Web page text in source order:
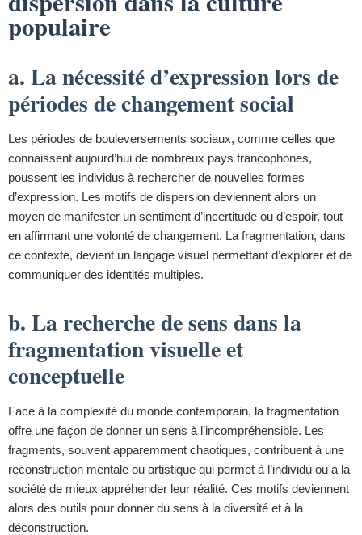
populaire
a. La nécessité d’expression lors de
périodes de changement social
Les périodes de bouleversements sociaux, comme celles que
connaissent aujourd’hui de nombreux pays francophones,
poussent les individus à rechercher de nouvelles formes
d’expression. Les motifs de dispersion deviennent alors un
moyen de manifester un sentiment d’incertitude ou d’espoir, tout
en affirmant une volonté de changement. La fragmentation, dans
ce contexte, devient un langage visuel permettant d’explorer et de
communiquer des identités multiples.
b. La recherche de sens dans la
fragmentation visuelle et
conceptuelle
Face à la complexité du monde contemporain, la fragmentation
offre une façon de donner un sens à l’incompréhensible. Les
fragments, souvent apparemment chaotiques, contribuent à une
reconstruction mentale ou artistique qui permet à l’individu ou à la
société de mieux appréhender leur réalité. Ces motifs deviennent
alors des outils pour donner du sens à la diversité et à la
déconstruction.